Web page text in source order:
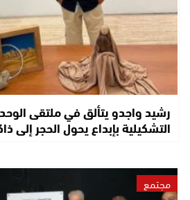
رشيد واجدو يتألق في ملتقى
التشكيلية بإبداع يحول الحجر إلى
مجتمع